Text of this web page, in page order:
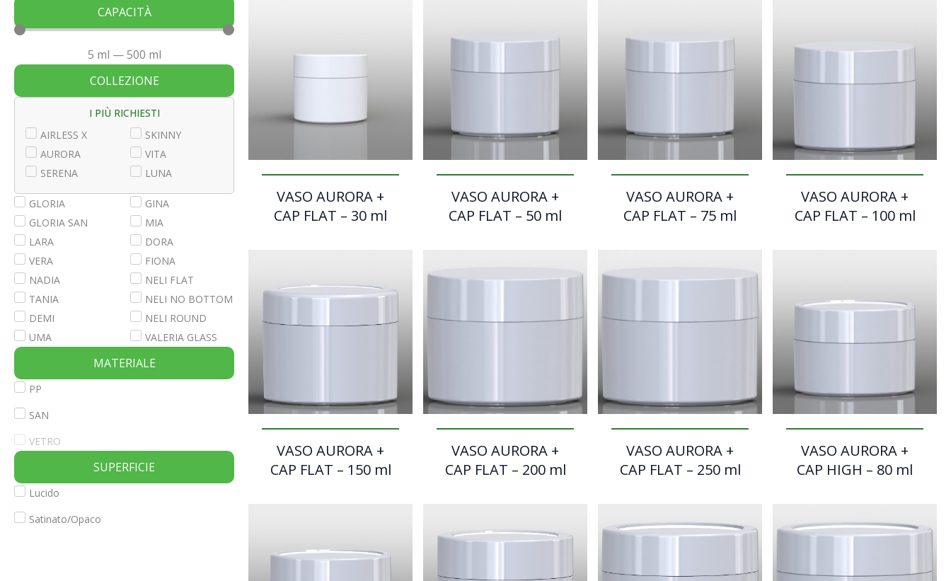
CAPACITÀ
5 ml —500 ml
COLLEZIONE
I PIÙ RICHIESTI
AIRLESS X
AURORA
SERENA
SKINNY
VITA
LUNA
GLORIA
GLORIA SAN
LARA
VERA
NADIA
TANIA
DEMI
UMA
GINA
MIA
DORA
FIONA
NELI FLAT
NELI NO BOTTOM
NELI ROUND
VALERIA GLASS
MATERIALE
PP
SAN
VETRO
SUPERFICIE
Lucido
Satinato/Opaco
VASO AURORA +
CAP FLAT – 30 ml
VASO AURORA +
CAP FLAT – 50 ml
VASO AURORA +
CAP FLAT – 75 ml
VASO AURORA +
CAP FLAT – 100 ml
VASO AURORA +
CAP FLAT – 150 ml
VASO AURORA +
CAP FLAT – 200 ml
VASO AURORA +
CAP FLAT – 250 ml
VASO AURORA +
CAP HIGH – 80 ml